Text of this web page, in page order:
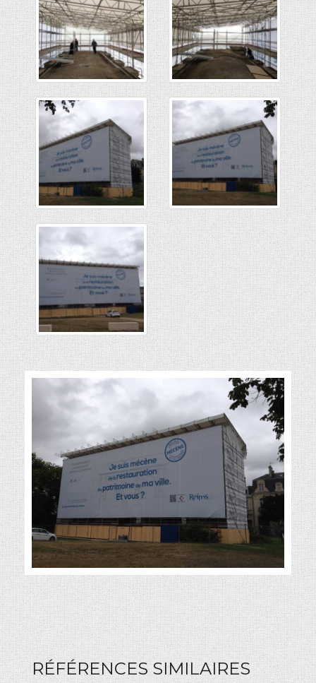
RÉFÉRENCES SIMILAIRES